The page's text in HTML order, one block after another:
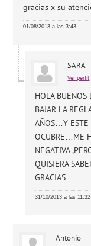
gracias x su
01/08/2013 a las 3:43
SARA
Ver perfil
HOLA BUENOS
BAJAR LA
AÑOS…Y ESTE
OCUBRE…ME
NEGATIVA
QUISIERA
GRACIAS
31/10/2013 a las 11:32
Antonio